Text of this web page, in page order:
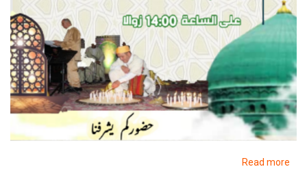
about